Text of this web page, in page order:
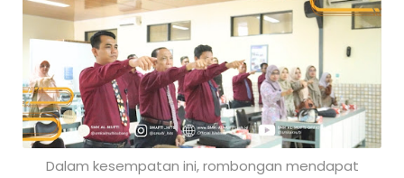
Dalam kesempatan ini, rombongan mendapat